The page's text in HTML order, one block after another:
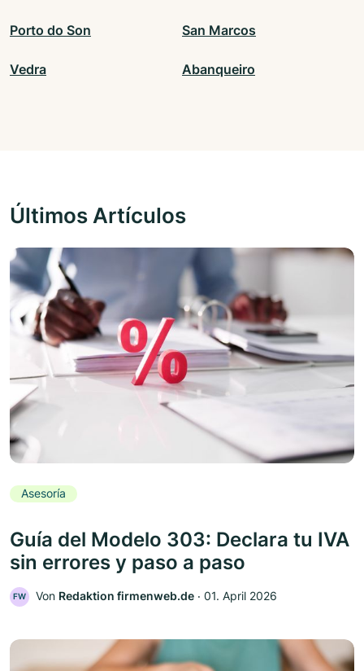
Porto do Son San Marcos
Vedra Abanqueiro
Últimos Artículos
Asesoría
Guía del Modelo 303: Declara tu IVA
sin errores y paso a paso
FW Von Redaktion firmenweb.de ‧ 01. April 2026